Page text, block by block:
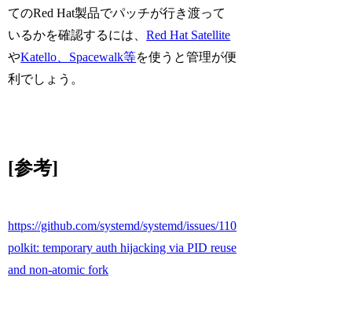
てのRed Hat製品でパッチが行き渡って
いるかを確認するには、Red Hat Satellite
やKatello、Spacewalk等を使うと管理が便
利でしょう。
[参考]
https://github.com/systemd/systemd/issues/11026
polkit: temporary auth hijacking via PID reuse
and non-atomic fork